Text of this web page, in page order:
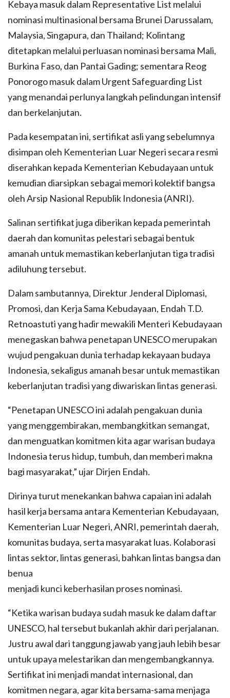
Kebaya masuk dalam Representative List melalui
nominasi multinasional bersama Brunei Darussalam,
Malaysia, Singapura, dan Thailand; Kolintang
ditetapkan melalui perluasan nominasi bersama Mali,
Burkina Faso, dan Pantai Gading; sementara Reog
Ponorogo masuk dalam Urgent Safeguarding List
yang menandai perlunya langkah pelindungan intensif
dan berkelanjutan.
Pada kesempatan ini, sertifikat asli yang sebelumnya
disimpan oleh Kementerian Luar Negeri secara resmi
diserahkan kepada Kementerian Kebudayaan untuk
kemudian diarsipkan sebagai memori kolektif bangsa
oleh Arsip Nasional Republik Indonesia (ANRI).
Salinan sertifikat juga diberikan kepada pemerintah
daerah dan komunitas pelestari sebagai bentuk
amanah untuk memastikan keberlanjutan tiga tradisi
adiluhung tersebut.
Dalam sambutannya, Direktur Jenderal Diplomasi,
Promosi, dan Kerja Sama Kebudayaan, Endah T.D.
Retnoastuti yang hadir mewakili Menteri Kebudayaan
menegaskan bahwa penetapan UNESCO merupakan
wujud pengakuan dunia terhadap kekayaan budaya
Indonesia, sekaligus amanah besar untuk memastikan
keberlanjutan tradisi yang diwariskan lintas generasi.
“Penetapan UNESCO ini adalah pengakuan dunia
yang menggembirakan, membangkitkan semangat,
dan menguatkan komitmen kita agar warisan budaya
Indonesia terus hidup, tumbuh, dan memberi makna
bagi masyarakat,” ujar Dirjen Endah.
Dirinya turut menekankan bahwa capaian ini adalah
hasil kerja bersama antara Kementerian Kebudayaan,
Kementerian Luar Negeri, ANRI, pemerintah daerah,
komunitas budaya, serta masyarakat luas. Kolaborasi
lintas sektor, lintas generasi, bahkan lintas bangsa dan
benua
menjadi kunci keberhasilan proses nominasi.
“Ketika warisan budaya sudah masuk ke dalam daftar
UNESCO, hal tersebut bukanlah akhir dari perjalanan.
Justru awal dari tanggung jawab yang jauh lebih besar
untuk upaya melestarikan dan mengembangkannya.
Sertifikat ini menjadi mandat internasional, dan
komitmen negara, agar kita bersama-sama menjaga